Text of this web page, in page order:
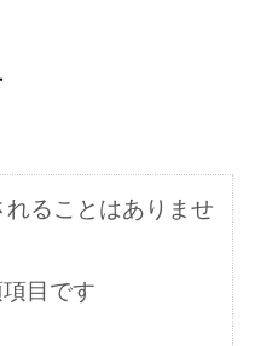
ることはありませ
目です